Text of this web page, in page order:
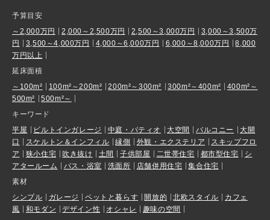
予算目安
～2,000万円
2,000～2,500万円 2,500～3,000万円
3,000～3,500万
円
3,500～4,000万円 4,000～6,000万円 6,000～8,000万円
8,000
万円以上
延床面積
～100m²
100m²～200m² 200m²～300m² 300m²～400m²
400m²～
500m²
500m²～
キーワード
平屋
ビルトインガレージ 中庭・パティオ 大空間 バルコニー
大開
口
スケルトン＆インフィル 縁側 外観・エクステリア
スキップフロ
ア
狭小住宅 吹き抜け 土間 子供部屋 二世帯住宅 都市型住宅
シ
アタールーム
バス・浴室 洗面所 店舗併用住宅
集合住宅
素材
シンプル
ガレージ ペットと暮らす 開放的 北欧スタイル
カフェ
風
和モダン デザイン性 オシャレ 趣味の空間